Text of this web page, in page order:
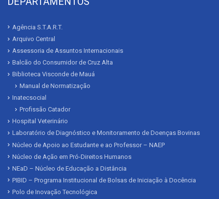
Agência S.T.A.R.T.
Arquivo Central
Assessoria de Assuntos Internacionais
Balcão do Consumidor de Cruz Alta
Biblioteca Visconde de Mauá
Manual de Normatização
Inatecsocial
Profissão Catador
Hospital Veterinário
Laboratório de Diagnóstico e Monitoramento de Doenças Bovinas
Núcleo de Apoio ao Estudante e ao Professor – NAEP
Núcleo de Ação em Pró-Direitos Humanos
NEaD – Núcleo de Educação a Distância
PIBID – Programa Institucional de Bolsas de Iniciação à Docência
Polo de Inovação Tecnológica